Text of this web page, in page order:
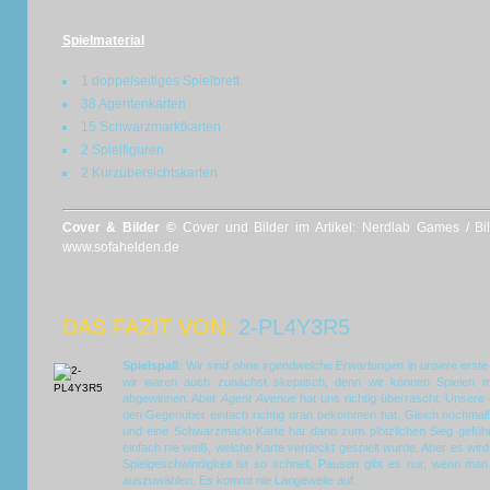
Spielmaterial
1 doppelseitiges Spielbrett
38 Agentenkarten
15 Schwarzmarktkarten
2 Spielfiguren
2 Kurzübersichtskarten
Cover & Bilder © Cover und Bilder im Artikel: Nerdlab Games /
www.sofahelden.de
DAS FAZIT VON: 2-PL4Y3R5
Spielspaß: Wir sind ohne irgendwelche Erwartungen in unsere
wir waren auch zunächst skeptisch, denn wir können Spielen
abgewinnen. Aber Agent Avenuehat uns richtig überrascht. Unsere
den Gegenüber einfach richtig dran bekommen hat. Gleich
und eine Schwarzmarkt-Karte hat dann zum plötzlichen Sieg
einfach nie weiß, welche Karte verdeckt gespielt wurde. Aber es
Spielgeschwindigkeit ist so schnell, Pausen gibt es nur, wenn
auszuwählen. Es kommt nie Langeweile auf.